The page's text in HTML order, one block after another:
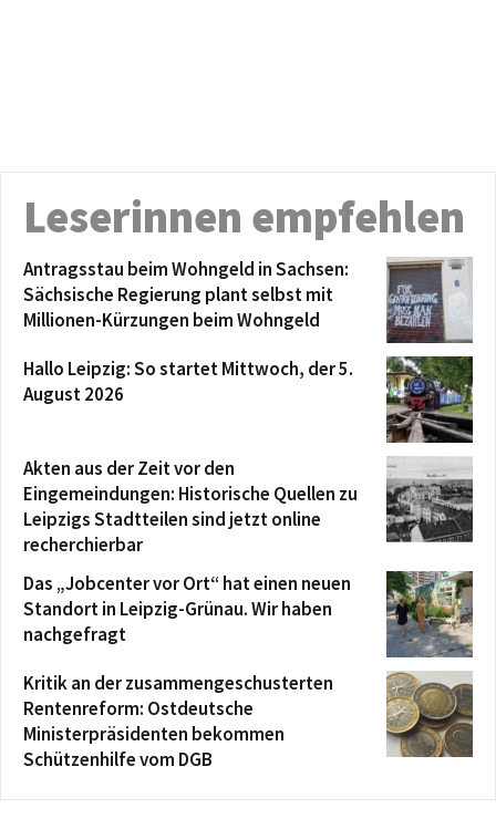
Leserinnen empfehlen
Antragsstau beim Wohngeld in Sachsen:
Sächsische Regierung plant selbst mit
Millionen-Kürzungen beim Wohngeld
Hallo Leipzig: So startet Mittwoch, der 5.
August 2026
Akten aus der Zeit vor den
Eingemeindungen: Historische Quellen zu
Leipzigs Stadtteilen sind jetzt online
recherchierbar
Das „Jobcenter vor Ort“ hat einen neuen
Standort in Leipzig-Grünau. Wir haben
nachgefragt
Kritik an der zusammengeschusterten
Rentenreform: Ostdeutsche
Ministerpräsidenten bekommen
Schützenhilfe vom DGB